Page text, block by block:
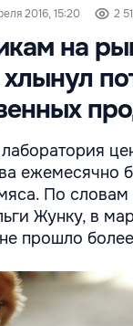
2016, 15:20 2
на
ежемесячно
По словам
Жунку, в
прошло